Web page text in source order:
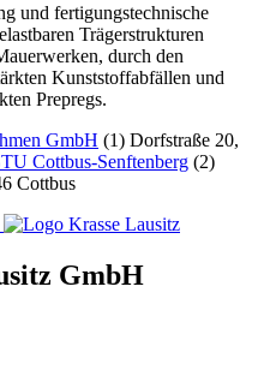
und fertigungstechnische
Trägerstrukturen
durch den
Kunststoffabfällen und
Prepregs.
GmbH (1) Dorfstraße 20,
Cottbus-Senftenberg (2)
Cottbus
GmbH